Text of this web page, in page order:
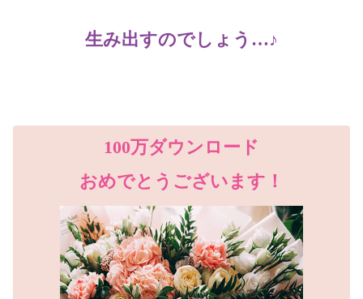
生み出すのでしょう…♪
100万ダウンロード
おめでとうございます！